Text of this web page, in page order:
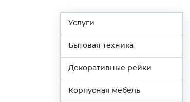
Услуги
Бытовая техника
Декоративные рейки
Корпусная мебель